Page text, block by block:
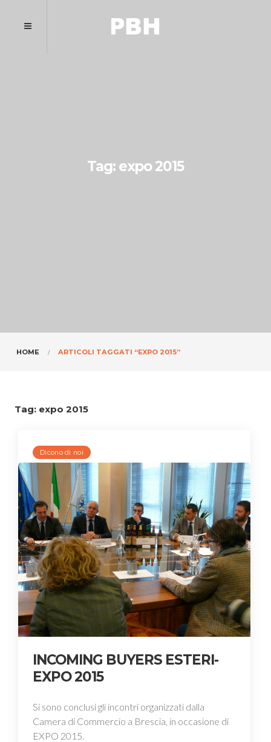
Tag: expo 2015
HOME ARTICOLI TAGGATI “EXPO 2015”
Tag: expo 2015
Dicono di noi
INCOMING BUYERS ESTERI-
EXPO 2015
Si sono conclusi gli incontri organizzati dalla
Camera di Commercio a Brescia, in occasione di
EXPO 2015.